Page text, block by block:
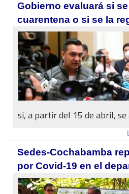
Gobierno evaluará si
cuarentena o si se la
si, a partir del 15 de abril, se
Sedes-Cochabamba
por Covid-19 en el